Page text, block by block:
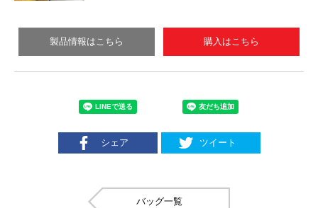
製品情報はこちら 購入はこちら
シェア ツイート
バッグ